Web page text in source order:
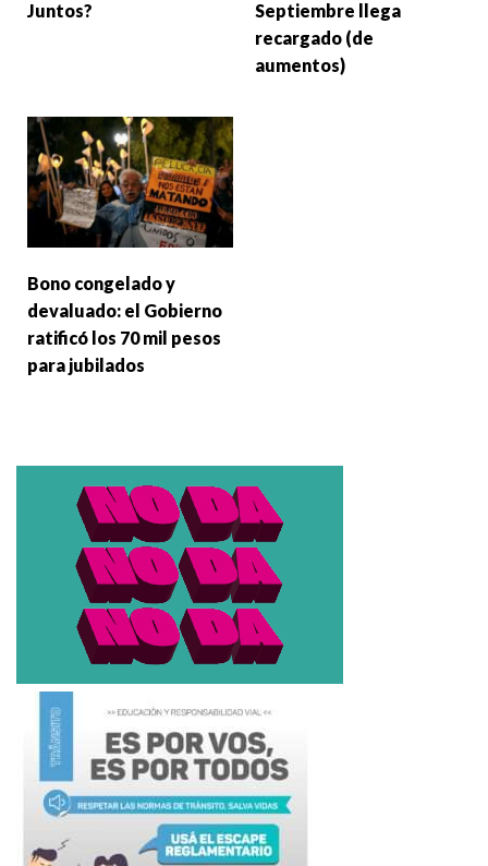
Juntos?
Septiembre llega
recargado (de
aumentos)
Bono congelado y
devaluado: el Gobierno
ratificó los 70 mil pesos
para jubilados